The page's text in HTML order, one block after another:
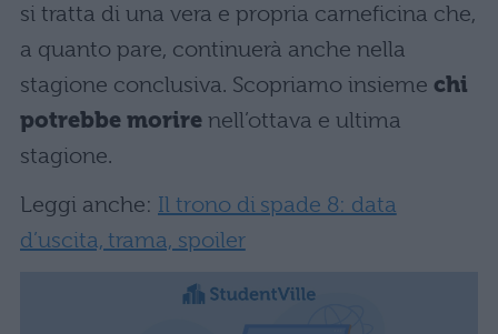
si tratta di una vera e propria carneficina che,
a quanto pare, continuerà anche nella
stagione conclusiva. Scopriamo insieme chi
potrebbe morire nell’ottava e ultima
stagione.
Leggi anche: Il trono di spade 8: data
d’uscita, trama, spoiler